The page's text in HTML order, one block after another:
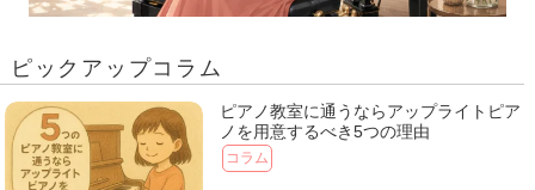
ピックアップコラム
ピアノ教室に通うならアップライトピア
ノを用意するべき5つの理由
コラム